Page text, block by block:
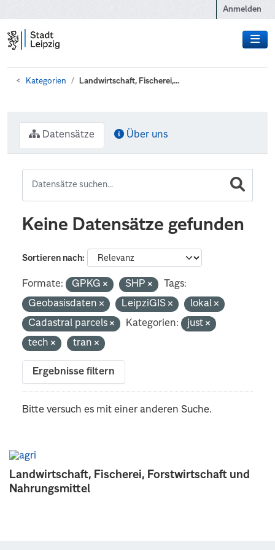
Anmelden
Kategorien Landwirtschaft, Fischerei,...
Landwirtschaft, Fischerei, Forstwirtschaft und
Nahrungsmittel
Datensätze Über uns
Keine Datensätze gefunden
Sortieren nach
Formate: GPKG SHP
Tags:
Geobasisdaten
LeipziGIS
lokal
Cadastral parcels
Kategorien:
just
tech
tran
Ergebnisse filtern
Bitte versuch es mit einer anderen Suche.